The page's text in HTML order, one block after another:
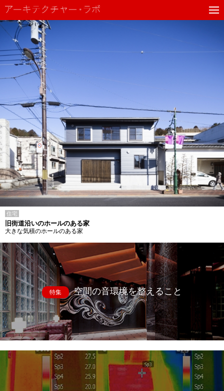
住宅
旧街道沿いのホールのある家
大きな気積のホールのある家
特集 空間の音環境を整えること